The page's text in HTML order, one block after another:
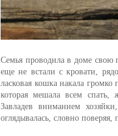
Семья проводила в доме свою
еще не встали с кровати,
ласковая кошка накала громко
которая мешала всем
Завладев вниманием
оглядывалась, словно